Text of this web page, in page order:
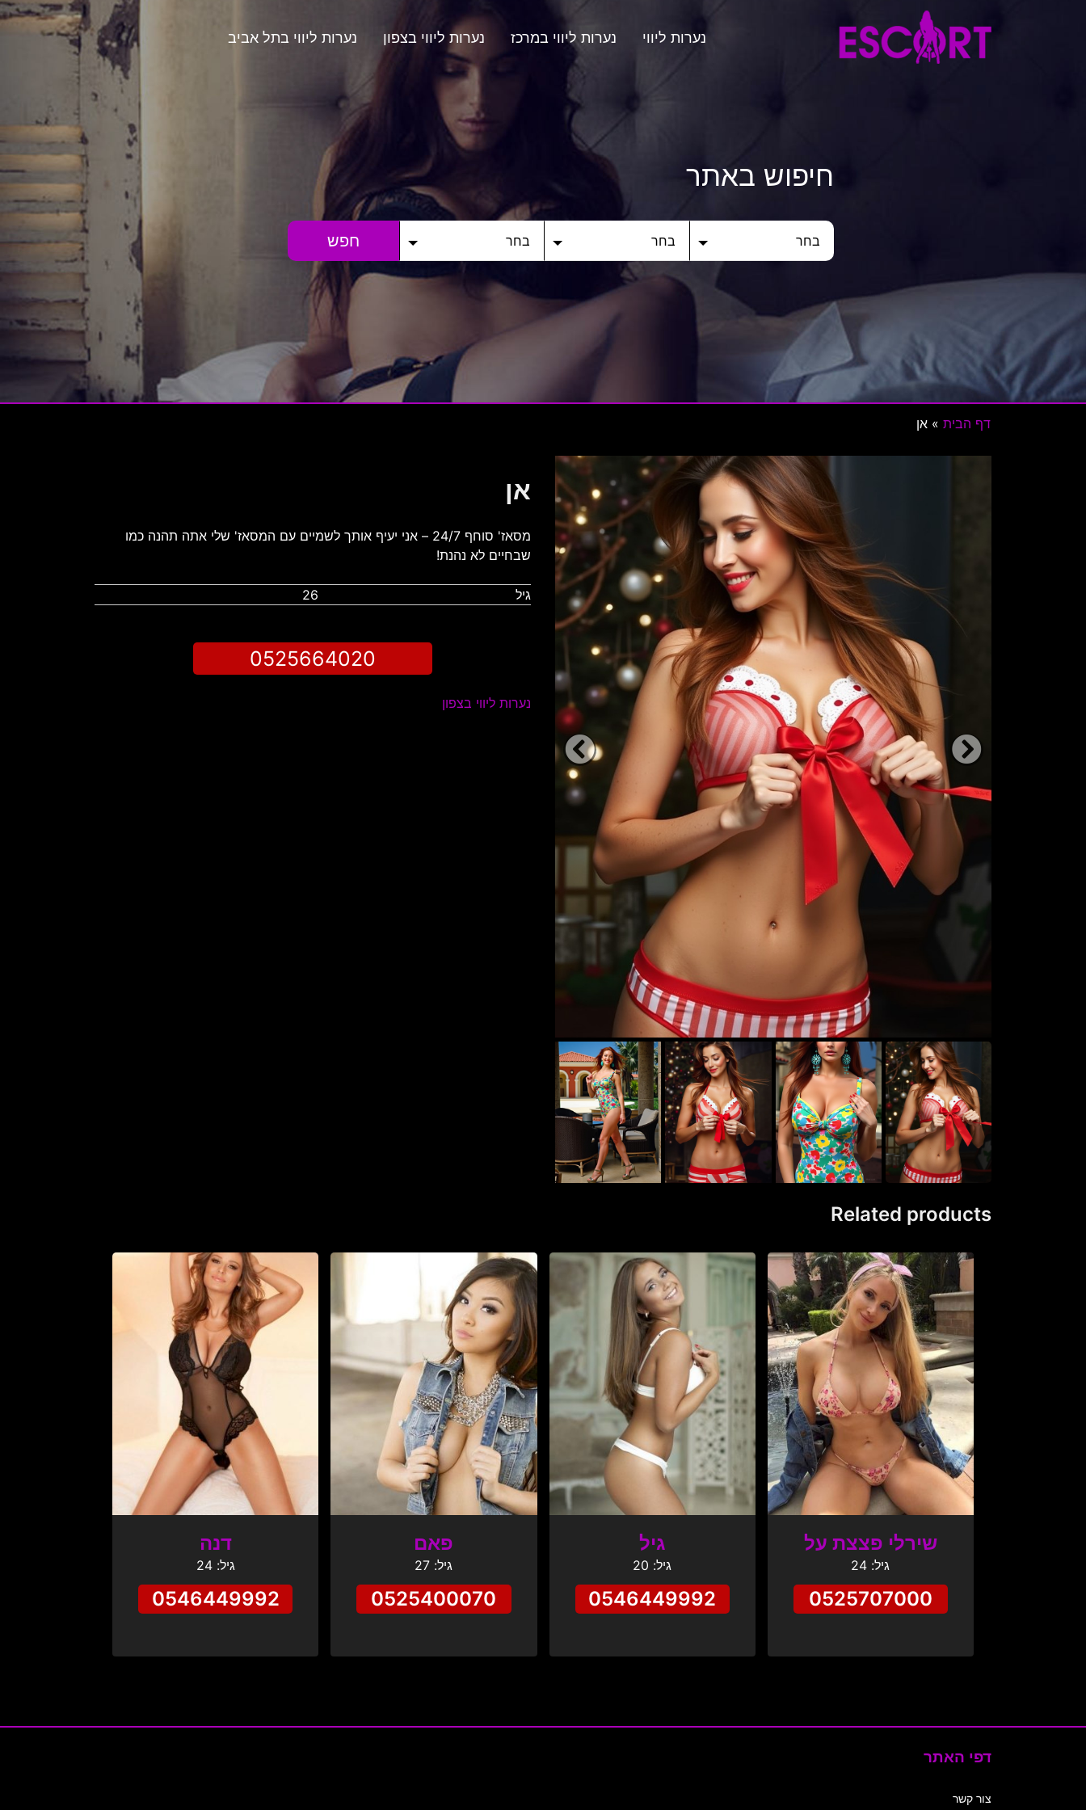
נערות ליווי נערות ליווי במרכז נערות ליווי בצפון נערות ליווי בתל אביב
חיפוש באתר
בחר בחר בחר חפש
דף הבית » אן
אן
מסאז' סוחף 24/7 – אני יעיף אותך לשמיים עם המסאז' שלי אתה תהנה כמו
שבחיים לא נהנת!
גיל 26
0525664020
נערות ליווי בצפון
Related products
שירלי פצצת על
גיל: 24
0525707000
גיל
גיל: 20
0546449992
פאם
גיל: 27
0525400070
דנה
גיל: 24
0546449992
דפי האתר
צור קשר